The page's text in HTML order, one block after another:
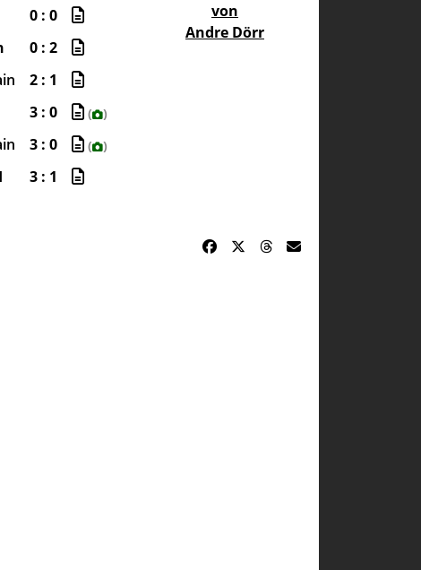
von
Andre Dörr
0 : 0
0 : 2
2 : 1
3 : 0 ( )
3 : 0 ( )
3 : 1